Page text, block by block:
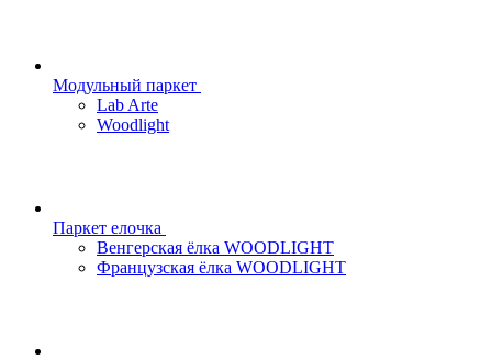
Модульный паркет
Lab Arte
Woodlight
Паркет елочка
Венгерская ёлка WOODLIGHT
Французская ёлка WOODLIGHT